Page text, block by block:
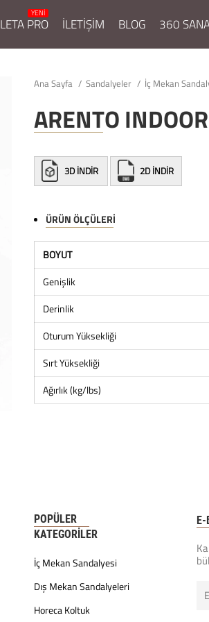
LETA PRO İLETİŞİM BLOG 360
Ana Sayfa Sandalyeler İç Mekan
ARENTO INDOOR
3D İNDİR 2D İNDİR
ÜRÜN ÖLÇÜLERI
BOYUT
Genişlik
Derinlik
Oturum Yüksekliği
Sırt Yüksekliği
Ağırlık (kg/lbs)
POPÜLER
KATEGORILER
İç Mekan Sandalyesi
Dış Mekan Sandalyeleri
Horeca Koltuk
E-